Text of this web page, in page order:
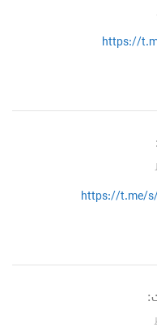
https://
https://t.me/s/